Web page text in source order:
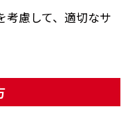
考慮して、適切なサ